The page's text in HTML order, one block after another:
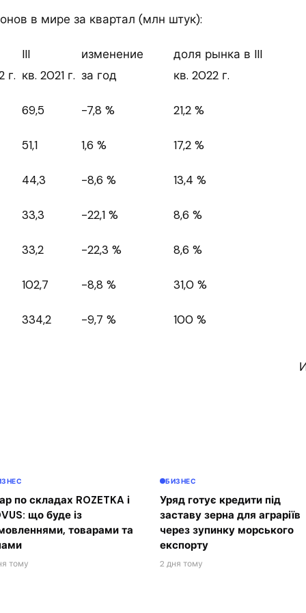
в мире за квартал (млн штук):
г.
III
кв. 2021 г.
изменение
за год
доля рынка в III
кв. 2022 г.
69,5 -7,8 % 21,2 %
51,1 1,6 % 17,2 %
44,3 -8,6 % 13,4 %
33,3 -22,1 % 8,6 %
33,2 -22,3 % 8,6 %
102,7 -8,8 % 31,0 %
334,2 -9,7 % 100 %
по складах ROZETKA і
що буде із
товарами та
тому
БИЗНЕС
Уряд готує кредити під
заставу зерна для аграріїв
через зупинку морського
експорту
2 дня тому